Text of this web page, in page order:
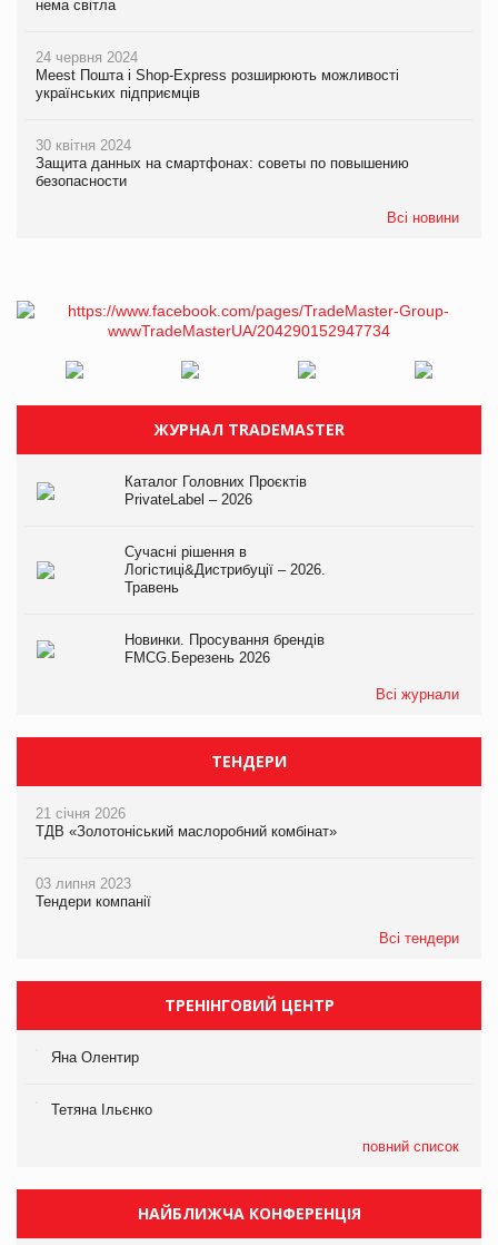
нема світла
24 червня 2024
Meest Пошта і Shop-Express розширюють можливості
українських підприємців
30 квітня 2024
Защита данных на смартфонах: советы по повышению
безопасности
Всі новини
ЖУРНАЛ TRADEMASTER
Каталог Головних Проєктів
PrivateLabel – 2026
Сучасні рішення в
Логістиці&Дистрибуції – 2026.
Травень
Новинки. Просування брендів
FMCG.Березень 2026
Всі журнали
ТЕНДЕРИ
21 січня 2026
ТДВ «Золотоніський маслоробний комбінат»
03 липня 2023
Тендери компанії
Всі тендери
ТРЕНІНГОВИЙ ЦЕНТР
Яна Олентир
Тетяна Ільєнко
повний список
НАЙБЛИЖЧА КОНФЕРЕНЦІЯ